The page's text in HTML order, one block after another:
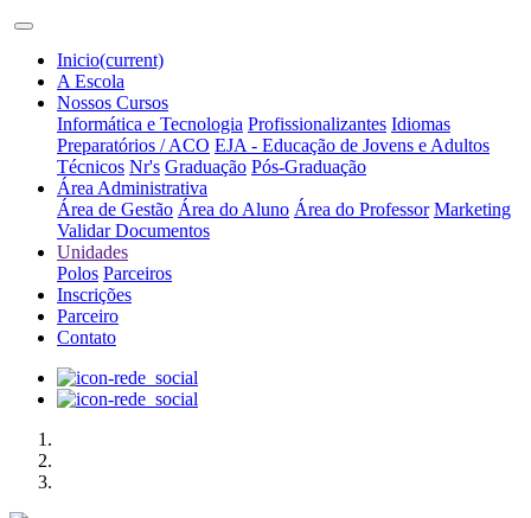
Inicio(current)
A Escola
Nossos Cursos
Informática e Tecnologia Profissionalizantes Idiomas
Preparatórios / ACO EJA - Educação de Jovens e Adultos
Técnicos Nr's Graduação Pós-Graduação
Área Administrativa
Área de Gestão Área do Aluno Área do Professor Marketing
Validar Documentos
Unidades
Polos Parceiros
Inscrições
Parceiro
Contato